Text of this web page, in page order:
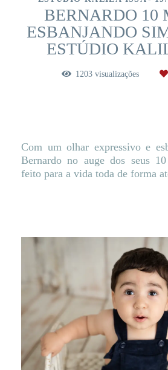
BERNARDO 10
ESBANJANDO
ESTÚDIO
1203visualizações
Com um olhar expressivo e
Bernardo no auge dos seus
feito para a vida toda de forma